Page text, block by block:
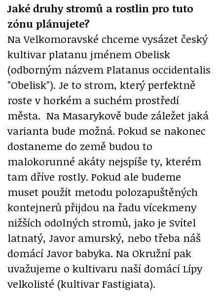
Jaké druhy stromů a rostlin pro tuto
zónu plánujete?
Na Velkomoravské chceme vysázet český
kultivar platanu jménem Obelisk
(odborným názvem Platanus occidentalis
"Obelisk"). Je to strom, který perfektně
roste v horkém a suchém prostředí
města. Na Masarykově bude záležet jaká
varianta bude možná. Pokud se nakonec
dostaneme do země budou to
malokorunné akáty nejspíše ty, kterém
tam dříve rostly. Pokud ale budeme
muset použít metodu polozapuštěných
kontejnerů přijdou na řadu vícekmeny
nižších odolných stromů, jako je Svítel
latnatý, Javor amurský, nebo třeba náš
domácí Javor babyka. Na Okružní pak
uvažujeme o kultivaru naší domácí Lípy
velkolisté (kultivar Fastigiata).